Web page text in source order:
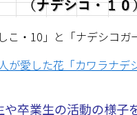
こ・10」と「ナデシコガ
が愛した花「カワラナ
や卒業生の活動の様子